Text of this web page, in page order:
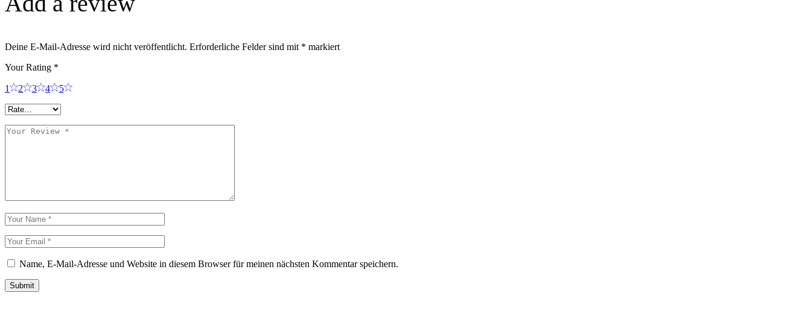
Deine E-Mail-Adresse wird nicht veröffentlicht. Erforderliche Felder sind mit * markiert
Your Rating *
1 2 3 4 5
Name, E-Mail-Adresse und Website in diesem Browser für meinen nächsten Kommentar speichern.
Submit